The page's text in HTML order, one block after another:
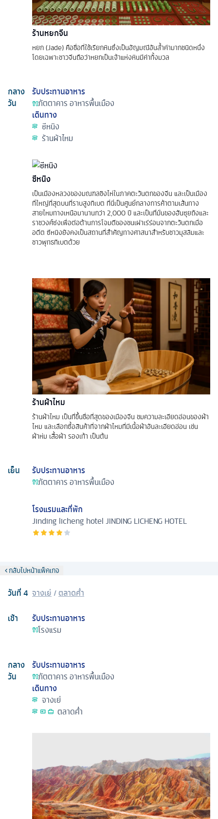
ร้านหยกจีน
หยก (Jade) คือชื่อที่ใช้เรียกหินซึ่งเป็นอัญมณีอันล้ำค่ามากชนิดหนึ่ง
โดยเฉพาะชาวจีนถือว่าหยกเป็นเจ้าแห่งหินมีค่าทั้งมวล
กลาง
วัน
รับประทานอาหาร
ภัตตาคารอาหารพื้นเมือง
เดินทาง
ซีหนิง
ร้านผ้าไหม
ซีหนิง
เป็นเมืองหลวงของมณฑลชิงไห่ในภาคตะวันตกของจีน และเป็นเมือง
ที่ใหญ่ที่สุดบนที่ราบสูงทิเบต ที่นี่เป็นศูนย์กลางการค้าตามเส้นทาง
สายไหมทางเหนือมานานกว่า 2,000 ปี และเป็นที่มั่นของฮันซุยถังและ
ราชวงศ์ซ่งเพื่อต่อต้านการโจมตีของชนเผ่าเร่ร่อนจากตะวันตกเมื่อ
อดีต ซีหนิงยังคงเป็นสถานที่สำคัญทางศาสนาสำหรับชาวมุสลิมและ
ชาวพุทธทิเบตด้วย
ร้านผ้าไหม
ร้านผ้าไหม เป็นที่ขึ้นชื่อที่สุดของเมืองจีน ชมความละเอียดอ่อนของผ้า
ไหม และเลือกซื้อสินค้าที่จากผ้าไหมที่มีเนื้อผ้าอันละเอียดอ่อน เช่น
ผ้าห่ม เสื้อผ้า รองเท้า เป็นต้น
เย็น
รับประทานอาหาร
ภัตตาคารอาหารพื้นเมือง
โรงแรมและที่พัก
Jinding licheng hotelJINDING LICHENG HOTEL
กลับไปหน้าแพ็คเกจ
วันที่4 จางเย่ /ตลาดคํ่า
เช้า
รับประทานอาหาร
โรงแรม
กลาง
วัน
รับประทานอาหาร
ภัตตาคารอาหารพื้นเมือง
เดินทาง
จางเย่
ตลาดคํ่า